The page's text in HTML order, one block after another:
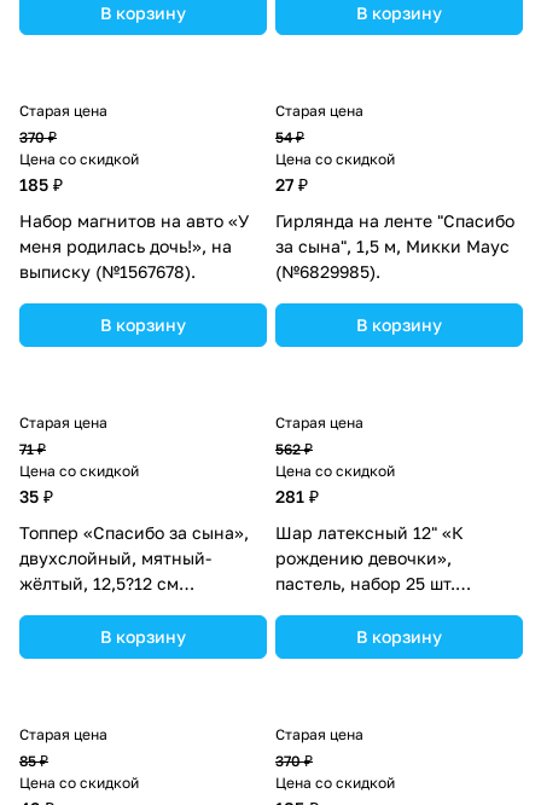
В корзину В корзину
Старая цена
370 ₽
Цена со скидкой
185 ₽
Набор магнитов на авто «У
меня родилась дочь!», на
выписку (№1567678).
В корзину
Старая цена
54 ₽
Цена со скидкой
27 ₽
Гирлянда на ленте "Спасибо
за сына", 1,5 м, Микки Маус
(№6829985).
В корзину
Старая цена
71 ₽
Цена со скидкой
35 ₽
Топпер «Спасибо за сына»,
двухслойный, мятный-
жёлтый, 12,5?12 см
В корзину
Старая цена
562 ₽
Цена со скидкой
281 ₽
Шар латексный 12" «К
рождению девочки»,
пастель, набор 25 шт.
В корзину
Старая цена
85 ₽
Цена со скидкой
Старая цена
370 ₽
Цена со скидкой